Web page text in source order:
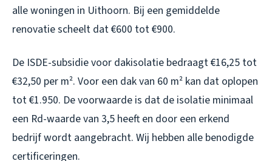
alle woningen in Uithoorn. Bij een gemiddelde
renovatie scheelt dat €600 tot €900.
De ISDE-subsidie voor dakisolatie bedraagt €16,25 tot
€32,50 per m². Voor een dak van 60 m² kan dat oplopen
tot €1.950. De voorwaarde is dat de isolatie minimaal
een Rd-waarde van 3,5 heeft en door een erkend
bedrijf wordt aangebracht. Wij hebben alle benodigde
certificeringen.